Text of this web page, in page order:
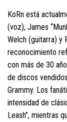
KoRn está
(voz), James
Welch (guitarra) y
reconocimiento
con más de 30
de discos
Grammy. Los
intensidad de
Leash”, mientras